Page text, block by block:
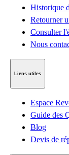
Historique
Retourner
Consulter
Nous
Liens utiles
Espace
Guide des
Blog
Devis de